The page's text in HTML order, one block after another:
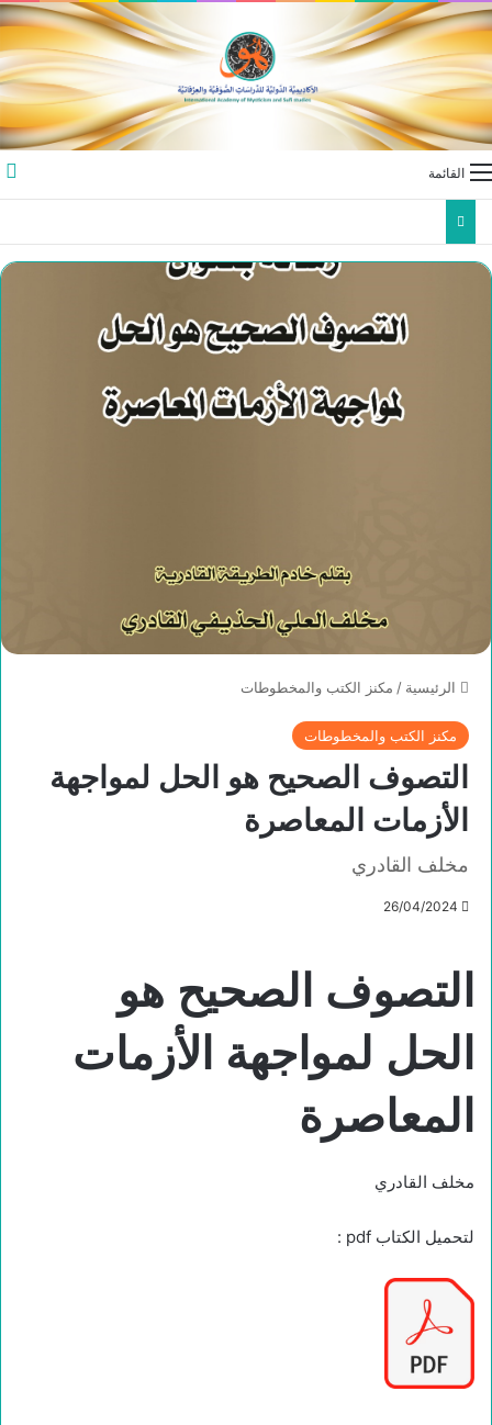
القائمة
الرئيسية / مكنز الكتب والمخطوطات
مكنز الكتب والمخطوطات
التصوف الصحيح هو الحل لمواجهة
الأزمات المعاصرة
مخلف القادري
26/04/2024
التصوف الصحيح هو
الحل لمواجهة الأزمات
المعاصرة
مخلف القادري
لتحميل الكتاب pdf :